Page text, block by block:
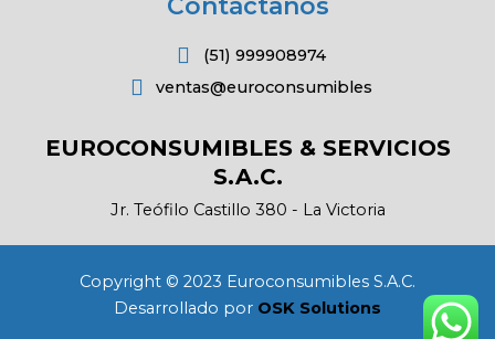
Contáctanos
(51) 999908974
ventas@euroconsumibles
EUROCONSUMIBLES & SERVICIOS
S.A.C.
Jr. Teófilo Castillo 380 - La Victoria
Copyright © 2023 Euroconsumibles S.A.C.
Desarrollado por OSK Solutions